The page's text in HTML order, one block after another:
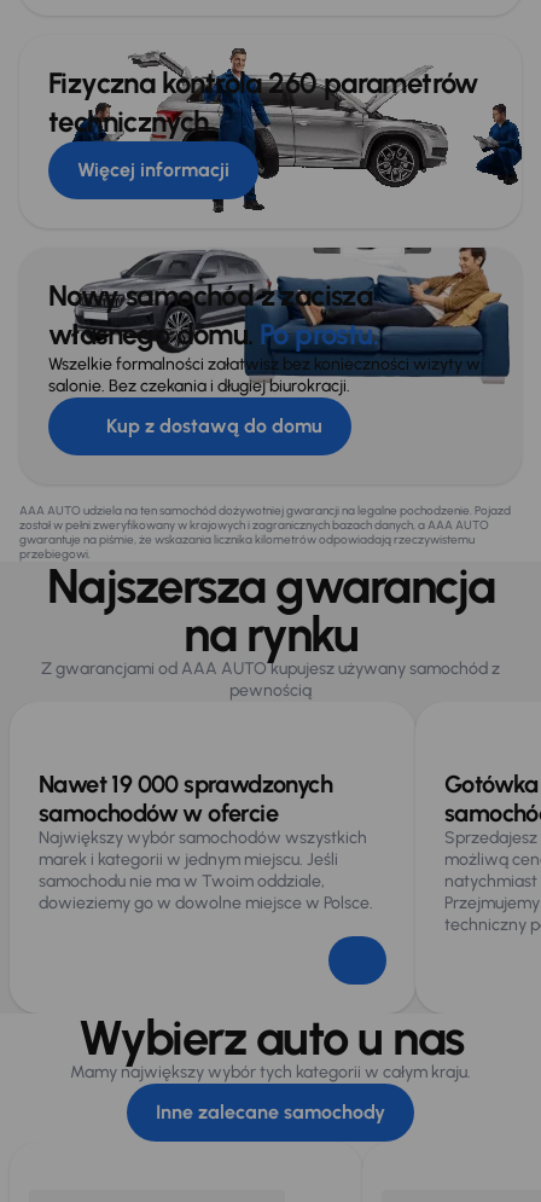
Fizyczna kontrola 260 parametrów
technicznych
Więcej informacji
Nowy samochód z zacisza
własnego domu. Po prostu.
Wszelkie formalności załatwisz bez konieczności wizyty w
salonie. Bez czekania i długiej biurokracji.
Kup z dostawą do domu
AAA AUTO udziela na ten samochód dożywotniej gwarancji na legalne pochodzenie. Pojazd
został w pełni zweryfikowany w krajowych i zagranicznych bazach danych, a AAA AUTO
gwarantuje na piśmie, że wskazania licznika kilometrów odpowiadają rzeczywistemu
przebiegowi.
Najszersza gwarancja
na rynku
Z gwarancjami od AAA AUTO kupujesz używany samochód z
pewnością
Nawet 19 000 sprawdzonych
samochodów w ofercie
Największy wybór samochodów wszystkich
marek i kategorii w jednym miejscu. Jeśli
samochodu nie ma w Twoim oddziale,
dowieziemy go w dowolne miejsce w Polsce.
możliwą
techniczny
Wybierz auto u nas
Mamy największy wybór tych kategorii w całym kraju.
Inne zalecane samochody